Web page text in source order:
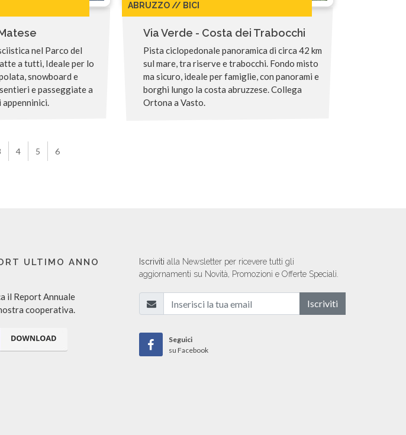
nel Parco del
a tutti, Ideale per lo
snowboard e
e passeggiate a
ABRUZZO // BICI
Via Verde - Costa dei Trabocchi
Pista ciclopedonale panoramica di circa 42 km
sul mare, tra riserve e trabocchi. Fondo misto
ma sicuro, ideale per famiglie, con panorami e
borghi lungo la costa abruzzese. Collega
Ortona a Vasto.
4 5 6
ULTIMO ANNO
il Report Annuale
cooperativa.
Iscriviti alla Newsletter per ricevere tutti gli
aggiornamenti su Novità, Promozioni e Offerte Speciali.
Iscriviti
Seguici
su Facebook